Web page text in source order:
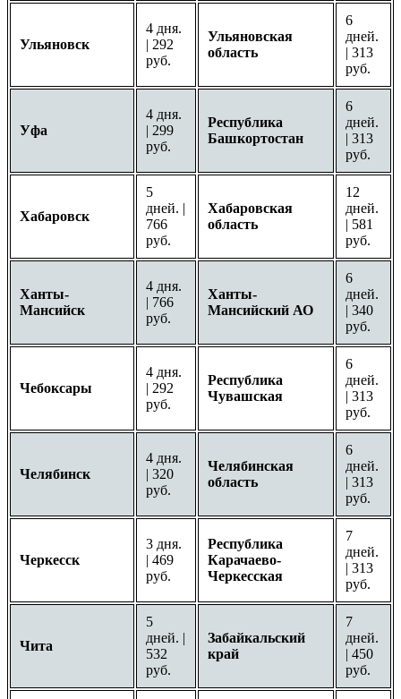
Ульяновск
4 дня.
| 292
руб.
Ульяновская
область
6
дней.
| 313
руб.
Уфа
4 дня.
| 299
руб.
Республика
Башкортостан
6
дней.
| 313
руб.
Хабаровск
5
дней. |
766
руб.
Хабаровская
область
12
дней.
| 581
руб.
Ханты-
Мансийск
4 дня.
| 766
руб.
Ханты-
Мансийский АО
6
дней.
| 340
руб.
Чебоксары
4 дня.
| 292
руб.
Республика
Чувашская
6
дней.
| 313
руб.
Челябинск
4 дня.
| 320
руб.
Челябинская
область
6
дней.
| 313
руб.
Черкесск
3 дня.
| 469
руб.
Республика
Карачаево-
Черкесская
7
дней.
| 313
руб.
Чита
5
дней. |
532
руб.
Забайкальский
край
7
дней.
| 450
руб.